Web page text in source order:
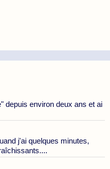
depuis environ deux ans et ai
j'ai quelques minutes,